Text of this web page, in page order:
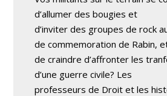
d’allumer des bougies et
d’inviter des groupes de rock
de commemoration de Rabin,
de craindre d’affronter les
d’une guerre civile? Les
professeurs de Droit et les